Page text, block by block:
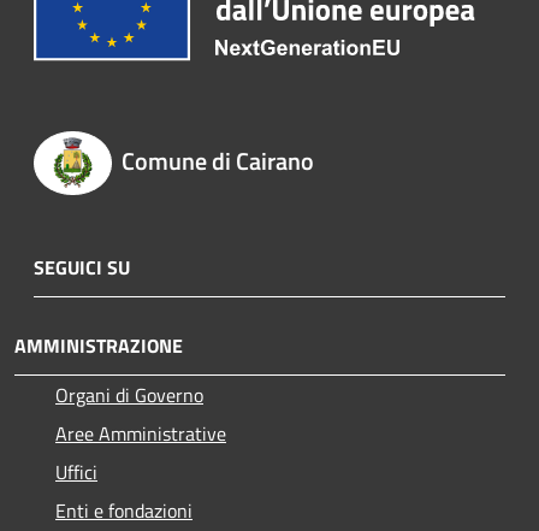
Comune di Cairano
SEGUICI SU
AMMINISTRAZIONE
Organi di Governo
Aree Amministrative
Uffici
Enti e fondazioni